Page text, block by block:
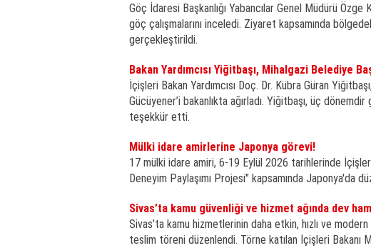
Göç İdaresi Başkanlığı Yabancılar Genel Müdürü
göç çalışmalarını inceledi. Ziyaret kapsamında
gerçekleştirildi.
Bakan Yardımcısı Yiğitbaşı, Mihalgazi Belediye
İçişleri Bakan Yardımcısı Doç. Dr. Kübra Güran
Gücüyener’i bakanlıkta ağırladı. Yiğitbaşı, üç
teşekkür etti.
Mülki idare amirlerine Japonya görevi!
17 mülki idare amiri, 6-19 Eylül 2026 tarihlerinde
Deneyim Paylaşımı Projesi" kapsamında Japonya'da
Sivas’ta kamu güvenliği ve hizmet ağında dev
Sivas’ta kamu hizmetlerinin daha etkin, hızlı ve
teslim töreni düzenlendi. Törne katılan İçişleri Bakanı